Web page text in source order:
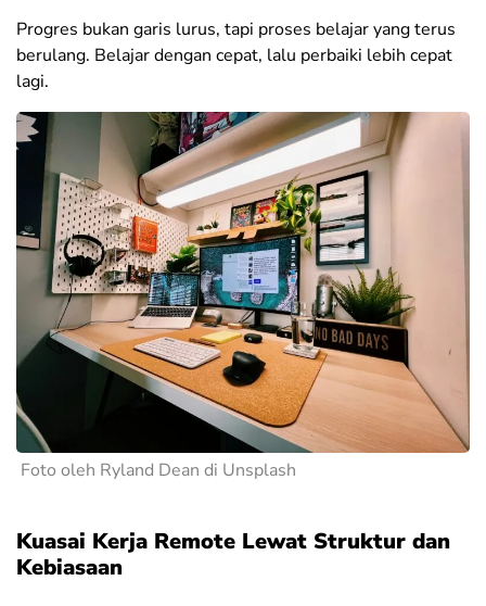
Progres bukan garis lurus, tapi proses belajar yang terus
berulang. Belajar dengan cepat, lalu perbaiki lebih cepat
lagi.
Foto oleh Ryland Dean di Unsplash
Kuasai Kerja Remote Lewat Struktur dan
Kebiasaan